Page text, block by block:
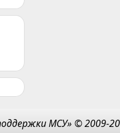
МСУ» © 2009-